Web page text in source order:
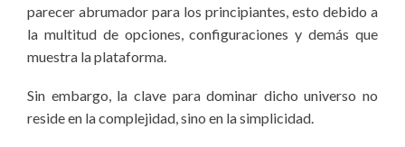
parecer abrumador para los principiantes, esto debido a
la multitud de opciones, configuraciones y demás que
muestra la plataforma.
Sin embargo, la clave para dominar dicho universo no
reside en la complejidad, sino en la simplicidad.